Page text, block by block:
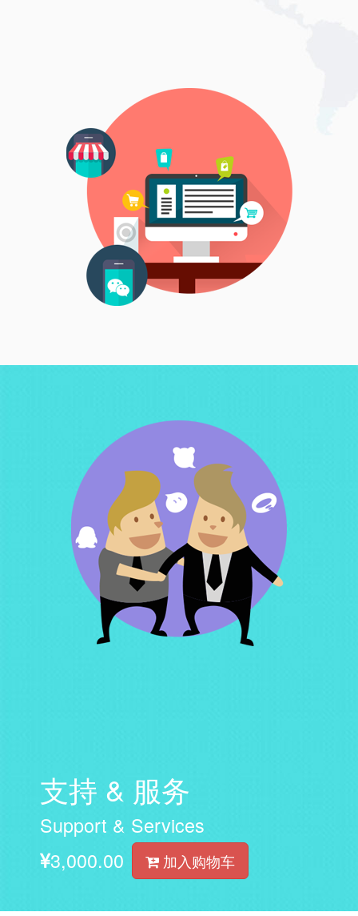
支持 & 服务
Support & Services
3,000.00
加入购物车